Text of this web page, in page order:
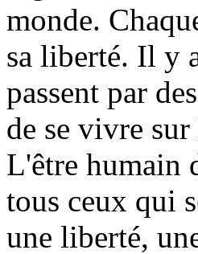
monde.
sa liberté. Il y
passent par
de se vivre
L'être humain
tous ceux qui
une liberté,